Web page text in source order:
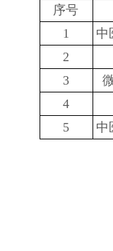
序号
1
中
2
3
4
5
中